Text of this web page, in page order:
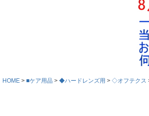
HOME ■ケア用品 ◆ハードレンズ用 ◇オフテクス